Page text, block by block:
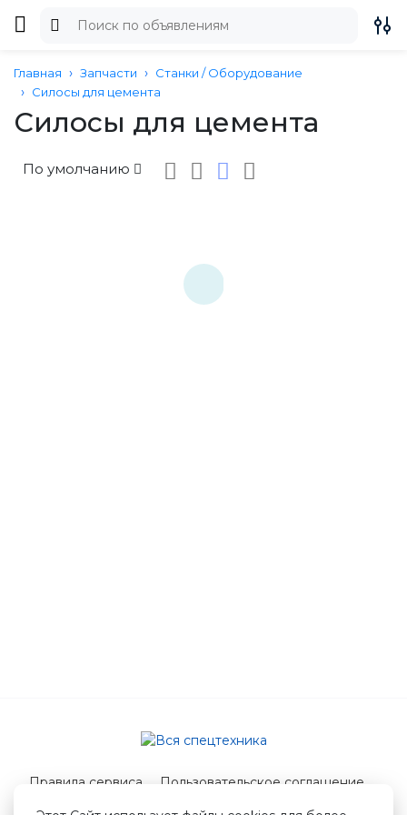
Главная Запчасти
Станки / Оборудование
Силосы для цемента
Силосы для цемента
По умолчанию
Правила сервиса
Пользовательское соглашение